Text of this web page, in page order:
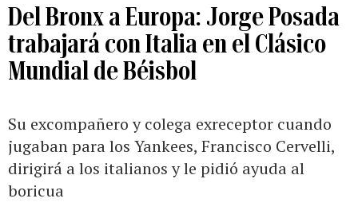
Del Bronx a Europa: Jorge Posada
trabajará con Italia en el Clásico
Mundial de Béisbol
Su excompañero y colega exreceptor cuando
jugaban para los Yankees, Francisco Cervelli,
dirigirá a los italianos y le pidió ayuda al
boricua